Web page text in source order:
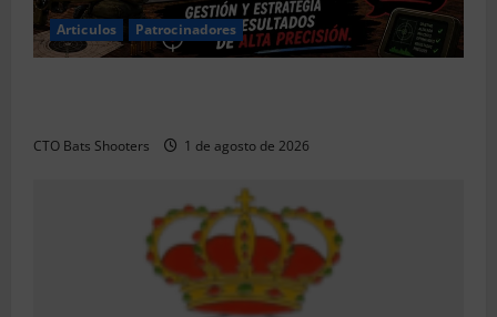
Articulos Patrocinadores
CTO Bats Shooters 1 de agosto de 2026